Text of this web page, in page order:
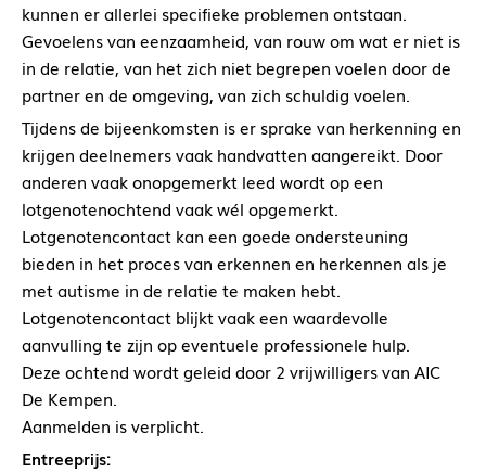
kunnen er allerlei specifieke problemen ontstaan.
Gevoelens van eenzaamheid, van rouw om wat er niet is
in de relatie, van het zich niet begrepen voelen door de
partner en de omgeving, van zich schuldig voelen.
Tijdens de bijeenkomsten is er sprake van herkenning en
krijgen deelnemers vaak handvatten aangereikt. Door
anderen vaak onopgemerkt leed wordt op een
lotgenotenochtend vaak wél opgemerkt.
Lotgenotencontact kan een goede ondersteuning
bieden in het proces van erkennen en herkennen als je
met autisme in de relatie te maken hebt.
Lotgenotencontact blijkt vaak een waardevolle
aanvulling te zijn op eventuele professionele hulp.
Deze ochtend wordt geleid door 2 vrijwilligers van AIC
De Kempen.
Aanmelden is verplicht.
Entreeprijs: